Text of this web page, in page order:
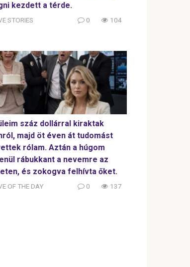
kezdett a térde.
STORIES 0 104
száz dollárral kiraktak
majd öt éven át tudomást
rólam. Aztán a húgom
rábukkant a nevemre az
és zokogva felhívta őket.
OF THE DAY 0 137